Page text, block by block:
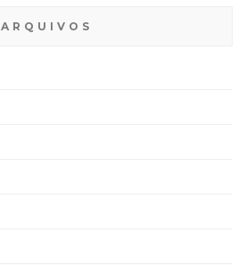
ARQUIVOS